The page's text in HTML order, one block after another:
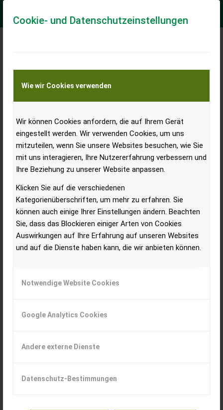
Cookie- und Datenschutzeinstellungen
Wie wir Cookies verwenden
Wir können Cookies anfordern, die auf Ihrem Gerät
eingestellt werden. Wir verwenden Cookies, um uns
mitzuteilen, wenn Sie unsere Websites besuchen, wie Sie
mit uns interagieren, Ihre Nutzererfahrung verbessern und
Ihre Beziehung zu unserer Website anpassen.
Klicken Sie auf die verschiedenen
Kategorienüberschriften, um mehr zu erfahren. Sie
können auch einige Ihrer Einstellungen ändern. Beachten
Sie, dass das Blockieren einiger Arten von Cookies
Auswirkungen auf Ihre Erfahrung auf unseren Websites
und auf die Dienste haben kann, die wir anbieten können.
Notwendige Website Cookies
Google Analytics Cookies
Andere externe Dienste
Datenschutz-Bestimmungen
Das STEYR Expert CVT
Getriebe – was dahinter
steckt
Den STEYR Expert CVT im Leistungssegment zwischen 100 und
130 PS zeichnet vor allem das selbst entwickelte S-Control™
CVT Getriebe mit modernster Doppelkupplungstechnologie aus.
Richtungswechsel ermöglicht und eine aktive Stillstandsregelung
verfügbar.
bis zur Höchstgeschwindigkeit von 43 km/h. Diese wird in der